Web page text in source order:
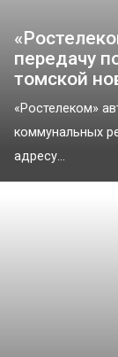
передачу
томской
«Ростелеком»
коммунальных
адресу...